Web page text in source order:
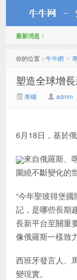
最新消息：
你的位置： 牛牛網 >
塑造全球增
專欄 admin
6月18日，基於
來自俄羅斯、
圍繞不斷變化的
“今年聖彼得堡
記，是哪些長期
長新平台至關重
像俄羅斯一樣致
西班牙發言人、
變現實。